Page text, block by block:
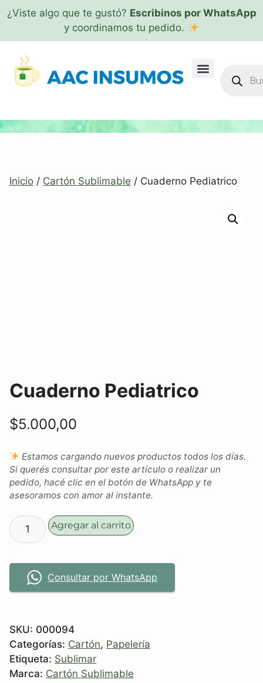
¿Viste algo que te gustó? Escribinos por WhatsApp
y coordinamos tu pedido.
Inicio / Cartón Sublimable / Cuaderno Pediatrico
Cuaderno Pediatrico
$5.000,00
Estamos cargando nuevos productos todos los días.
Si querés consultar por este artículo o realizar un
pedido, hacé clic en el botón de WhatsApp y te
asesoramos con amor al instante.
Agregar al carrito
Consultar por WhatsApp
SKU: 000094
Categorías: Cartón, Papelería
Etiqueta: Sublimar
Marca: Cartón Sublimable